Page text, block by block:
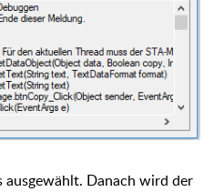
Danach wird der